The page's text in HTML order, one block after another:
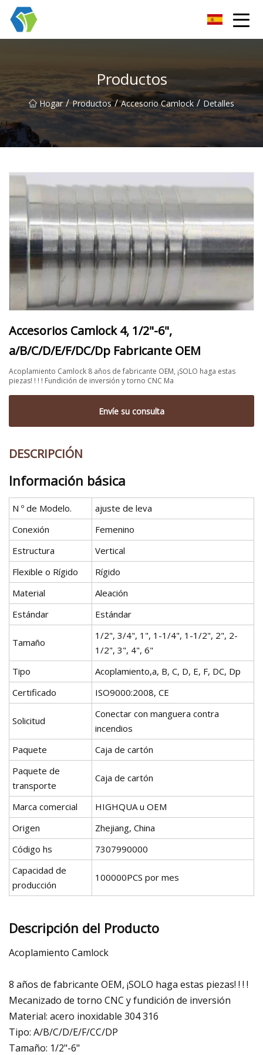
Grupo Co., Ltd de las soluciones de la luz de las estrellas de
Productos
Hogar / Productos / Accesorio Camlock / Detalles
Accesorios Camlock 4, 1/2"-6",
a/B/C/D/E/F/DC/Dp Fabricante OEM
Acoplamiento Camlock 8 años de fabricante OEM, ¡SOLO haga estas
piezas! ! ! ! Fundición de inversión y torno CNC Ma
Envíe su consulta
DESCRIPCIÓN
Información básica
N º de Modelo.
ajuste de leva
Conexión
Femenino
Estructura
Vertical
Flexible o Rígido
Rígido
Material
Aleación
Estándar
Estándar
Tamaño
1/2", 3/4", 1", 1-1/4", 1-1/2", 2", 2-
1/2", 3", 4", 6"
Tipo
Acoplamiento,a, B, C, D, E, F, DC, Dp
Certificado
ISO9000:2008, CE
Solicitud
Conectar con manguera contra
incendios
Paquete
Caja de cartón
Paquete de
transporte
Caja de cartón
Marca comercial
HIGHQUA u OEM
Origen
Zhejiang, China
Código hs
7307990000
Capacidad de
producción
100000PCS por mes
Descripción del Producto
Acoplamiento Camlock
8 años de fabricante OEM, ¡SOLO haga estas piezas! ! ! !
Mecanizado de torno CNC y fundición de inversión
Material: acero inoxidable 304 316
Tipo: A/B/C/D/E/F/CC/DP
Tamaño: 1/2"-6"